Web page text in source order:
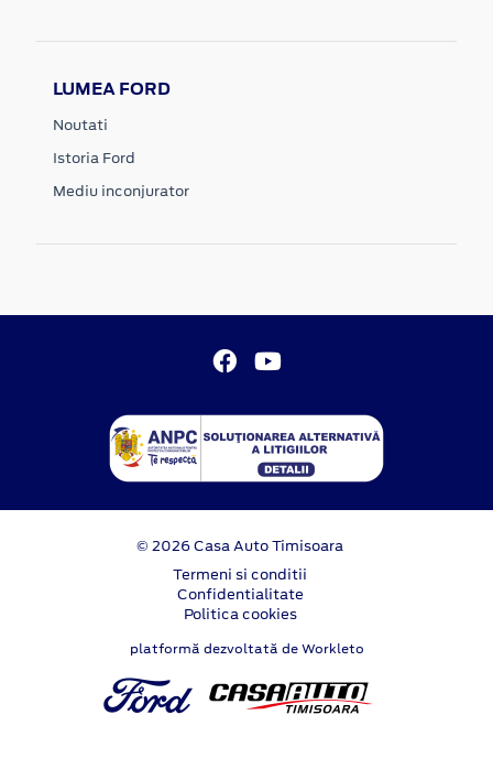
LUMEA FORD
Noutati
Istoria Ford
Mediu inconjurator
© 2026 Casa Auto Timisoara
Termeni si conditii
Confidentialitate
Politica cookies
platformă dezvoltată de Workleto